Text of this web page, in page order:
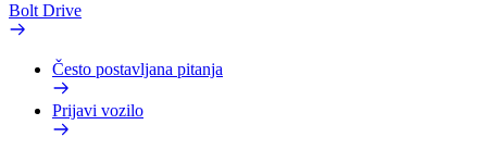
Bolt Drive
Često postavljana pitanja
Prijavi vozilo